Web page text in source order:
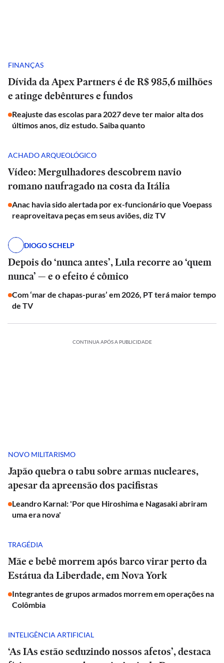
FINANÇAS
Dívida da Apex Partners é de R$ 985,6 milhões
e atinge debêntures e fundos
Reajuste das escolas para 2027 deve ter maior alta dos
últimos anos, diz estudo. Saiba quanto
ACHADO ARQUEOLÓGICO
Vídeo: Mergulhadores descobrem navio
romano naufragado na costa da Itália
Anac havia sido alertada por ex-funcionário que Voepass
reaproveitava peças em seus aviões, diz TV
DIOGO SCHELP
Depois do ‘nunca antes’, Lula recorre ao ‘quem
nunca’ — e o efeito é cômico
Com ‘mar de chapas-puras’ em 2026, PT terá maior tempo
de TV
CONTINUA APÓS A PUBLICIDADE
NOVO MILITARISMO
Japão quebra o tabu sobre armas nucleares,
apesar da apreensão dos pacifistas
Leandro Karnal: 'Por que Hiroshima e Nagasaki abriram
uma era nova'
TRAGÉDIA
Mãe e bebê morrem após barco virar perto da
Estátua da Liberdade, em Nova York
Integrantes de grupos armados morrem em operações na
Colômbia
INTELIGÊNCIA ARTIFICIAL
‘As IAs estão seduzindo nossos afetos’, destaca